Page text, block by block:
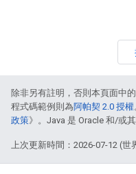
除非另有註明，否則本頁面中
程式碼範例則為阿帕契 2.0 授權
政策》。Java 是 Oracle 和/或
上次更新時間：2026-07-12 (世